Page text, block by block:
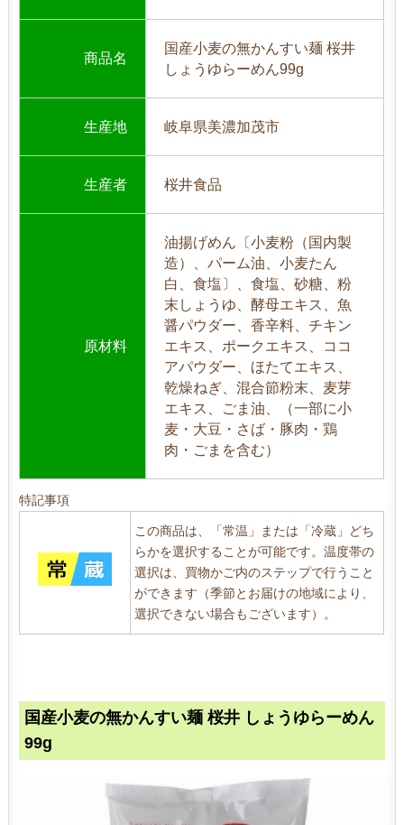
商品名
国産小麦の無かんすい麺 桜井
しょうゆらーめん99g
生産地 岐阜県美濃加茂市
生産者 桜井食品
原材料
油揚げめん〔小麦粉（国内製
造）、パーム油、小麦たん
白、食塩〕、食塩、砂糖、粉
末しょうゆ、酵母エキス、魚
醤パウダー、香辛料、チキン
エキス、ポークエキス、ココ
アパウダー、ほたてエキス、
乾燥ねぎ、混合節粉末、麦芽
エキス、ごま油、（一部に小
麦・大豆・さば・豚肉・鶏
肉・ごまを含む）
特記事項
この商品は、「常温」または「冷蔵」どち
らかを選択することが可能です。温度帯の
選択は、買物かご内のステップで行うこと
ができます（季節とお届けの地域により、
選択できない場合もございます）。
国産小麦の無かんすい麺 桜井 しょうゆらーめん
99g